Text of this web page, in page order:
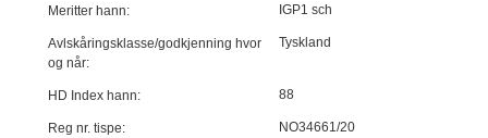
Meritter hann: IGP1 sch
Avlskåringsklasse/godkjenning hvor
og når:
Tyskland
HD Index hann: 88
Reg nr. tispe: NO34661/20